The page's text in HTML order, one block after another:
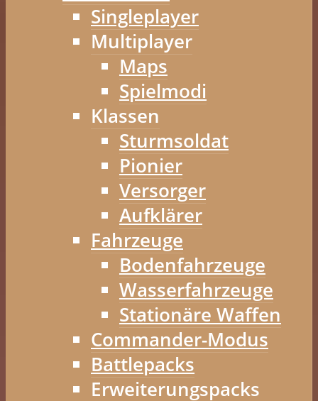
Singleplayer
Multiplayer
Maps
Spielmodi
Klassen
Sturmsoldat
Pionier
Versorger
Aufklärer
Fahrzeuge
Bodenfahrzeuge
Wasserfahrzeuge
Stationäre Waffen
Commander-Modus
Battlepacks
Erweiterungspacks